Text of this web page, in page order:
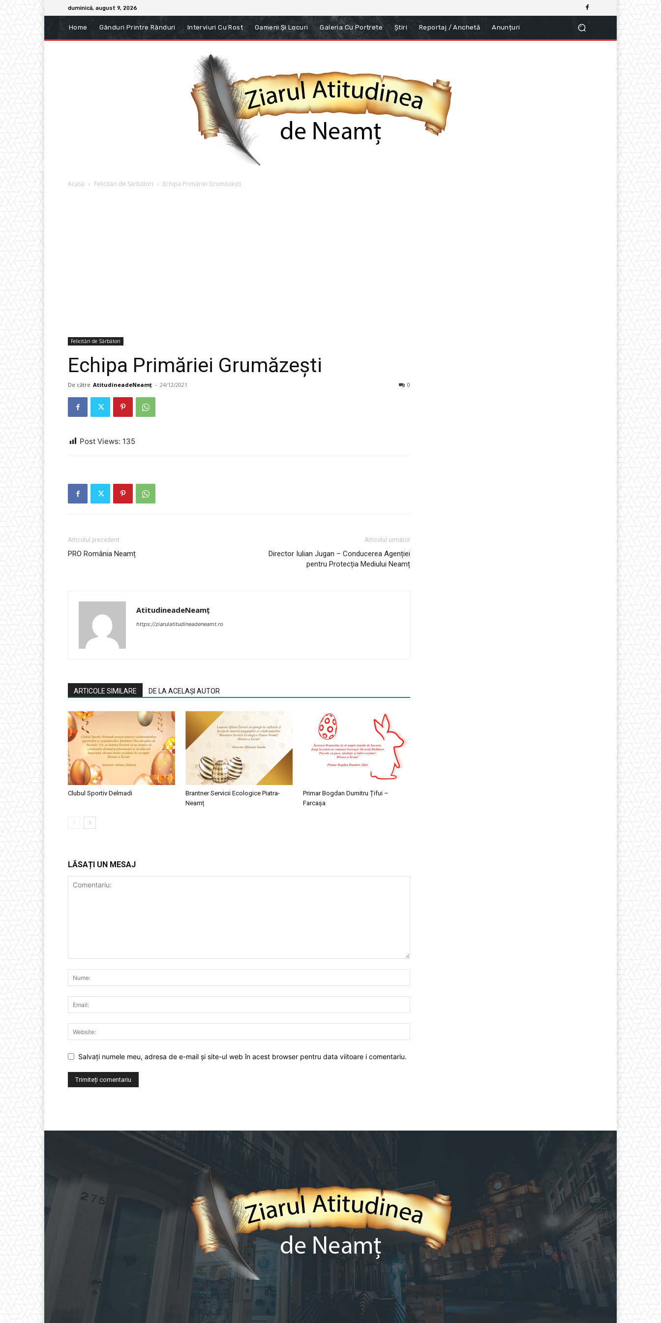
duminică, august 9, 2026
Home Gânduri Printre Rânduri Interviuri Cu Rost Oameni Și Locuri Galeria Cu Portrete Știri Reportaj / Anchetă Anunțuri
Acasă Felicitări de Sărbători Echipa Primăriei Grumăzești
Felicitări de Sărbători
Echipa Primăriei Grumăzești
De către AtitudineadeNeamț - 24/12/2021 0
Post Views: 135
Articolul precedent
PRO România Neamț
Articolul următor
Director Iulian Jugan – Conducerea Agenției
pentru Protecția Mediului Neamț
AtitudineadeNeamț
https://ziarulatitudineadeneamt.ro
ARTICOLE SIMILARE DE LA ACELAȘI AUTOR
Clubul Sportiv Delmadi
Brantner Servicii Ecologice Piatra-
Neamț
Primar Bogdan Dumitru Țifui –
Farcașa
LĂSAȚI UN MESAJ
Salvați numele meu, adresa de e-mail și site-ul web în acest browser pentru data viitoare i comentariu.